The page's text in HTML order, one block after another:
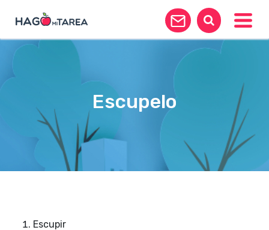
Escupelo
Escupir